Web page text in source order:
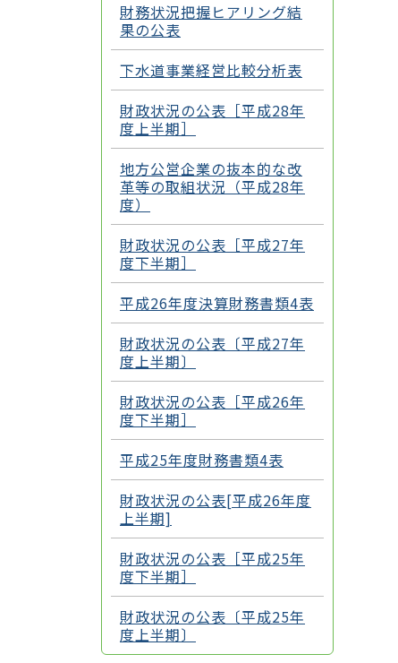
財務状況把握ヒアリング結
果の公表
下水道事業経営比較分析表
財政状況の公表［平成28年
度上半期］
地方公営企業の抜本的な改
革等の取組状況（平成28年
度）
財政状況の公表［平成27年
度下半期］
平成26年度決算財務書類4表
財政状況の公表〔平成27年
度上半期〕
財政状況の公表［平成26年
度下半期］
平成25年度財務書類4表
財政状況の公表[平成26年度
上半期]
財政状況の公表［平成25年
度下半期］
財政状況の公表〔平成25年
度上半期〕